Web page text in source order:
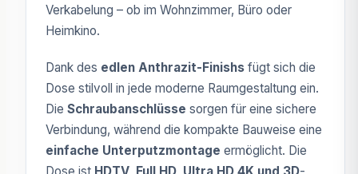
Verkabelung – ob im Wohnzimmer, Büro oder
Heimkino.
Dank des edlen Anthrazit-Finishs fügt sich die
Dose stilvoll in jede moderne Raumgestaltung ein.
Die Schraubanschlüsse sorgen für eine sichere
Verbindung, während die kompakte Bauweise eine
einfache Unterputzmontage ermöglicht. Die